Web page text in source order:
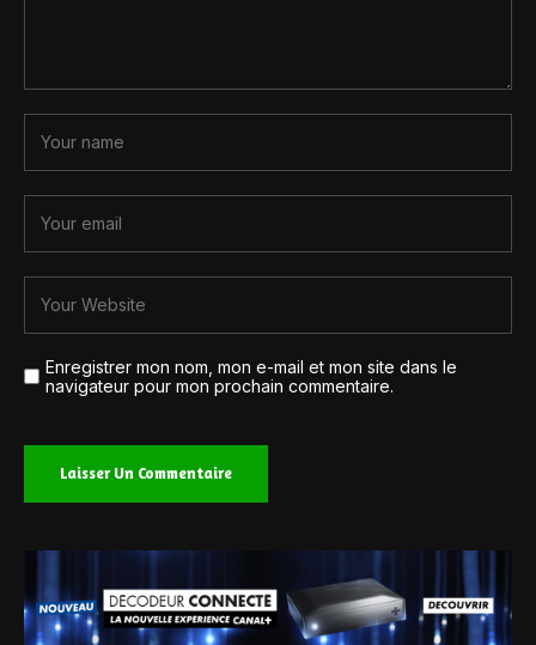
Enregistrer mon nom, mon e-mail et mon site dans le
navigateur pour mon prochain commentaire.